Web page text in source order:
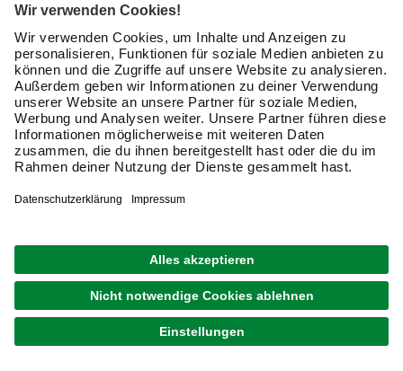
Merken
cm (Außenmaß inkl. Dachüberstand)
6.699,00 €
Verfügbarkeit im Markt prüfen
Zustellung 12.09. - 15.09.
Gartenhaus aus Metall bequem online
kaufen
Ein Gartenhaus aus Metall ist besonders robust,
witterungsbeständig und auch perfekt als Gerätehaus